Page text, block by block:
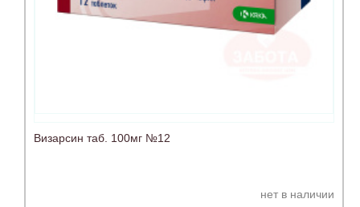
Визарсин таб. 100мг №12
нет в наличии